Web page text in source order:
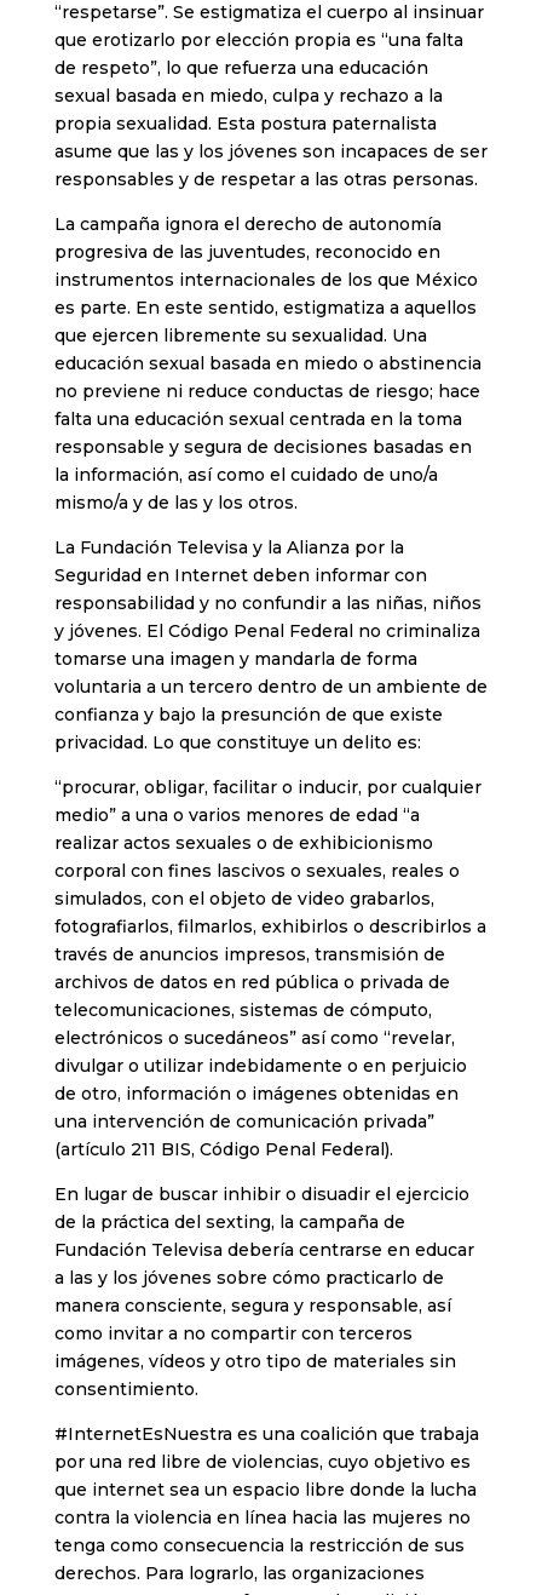
“respetarse”. Se estigmatiza el cuerpo al insinuar
que erotizarlo por elección propia es “una falta
de respeto”, lo que refuerza una educación
sexual basada en miedo, culpa y rechazo a la
propia sexualidad. Esta postura paternalista
asume que las y los jóvenes son incapaces de ser
responsables y de respetar a las otras personas.
La campaña ignora el derecho de autonomía
progresiva de las juventudes, reconocido en
instrumentos internacionales de los que México
es parte. En este sentido, estigmatiza a aquellos
que ejercen libremente su sexualidad. Una
educación sexual basada en miedo o abstinencia
no previene ni reduce conductas de riesgo; hace
falta una educación sexual centrada en la toma
responsable y segura de decisiones basadas en
la información, así como el cuidado de uno/a
mismo/a y de las y los otros.
La Fundación Televisa y la Alianza por la
Seguridad en Internet deben informar con
responsabilidad y no confundir a las niñas, niños
y jóvenes. El Código Penal Federal no criminaliza
tomarse una imagen y mandarla de forma
voluntaria a un tercero dentro de un ambiente de
confianza y bajo la presunción de que existe
privacidad. Lo que constituye un delito es:
“procurar, obligar, facilitar o inducir, por cualquier
medio” a una o varios menores de edad “a
realizar actos sexuales o de exhibicionismo
corporal con fines lascivos o sexuales, reales o
simulados, con el objeto de video grabarlos,
fotografiarlos, filmarlos, exhibirlos o describirlos a
través de anuncios impresos, transmisión de
archivos de datos en red pública o privada de
telecomunicaciones, sistemas de cómputo,
electrónicos o sucedáneos” así como “revelar,
divulgar o utilizar indebidamente o en perjuicio
de otro, información o imágenes obtenidas en
una intervención de comunicación privada”
(artículo 211 BIS, Código Penal Federal).
En lugar de buscar inhibir o disuadir el ejercicio
de la práctica del sexting, la campaña de
Fundación Televisa debería centrarse en educar
a las y los jóvenes sobre cómo practicarlo de
manera consciente, segura y responsable, así
como invitar a no compartir con terceros
imágenes, vídeos y otro tipo de materiales sin
consentimiento.
#InternetEsNuestra es una coalición que trabaja
por una red libre de violencias, cuyo objetivo es
que internet sea un espacio libre donde la lucha
contra la violencia en línea hacia las mujeres no
tenga como consecuencia la restricción de sus
derechos. Para lograrlo, las organizaciones